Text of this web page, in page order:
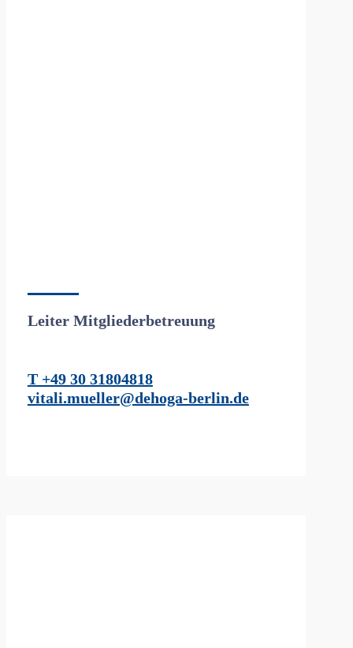
Leiter Mitgliederbetreuung
T +49 30 31804818
vitali.mueller@dehoga-berlin.de